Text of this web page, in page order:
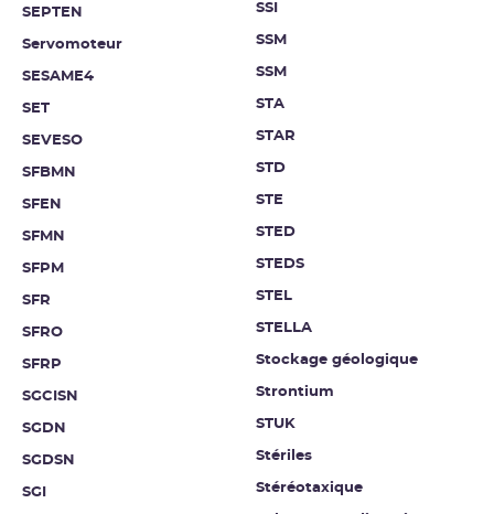
SEPTEN
Servomoteur
SESAME4
SET
SEVESO
SFBMN
SFEN
SFMN
SFPM
SFR
SFRO
SFRP
SGCISN
SGDN
SGDSN
SGI
SSI
SSM
SSM
STA
STAR
STD
STE
STED
STEDS
STEL
STELLA
Stockage géologique
Strontium
STUK
Stériles
Stéréotaxique